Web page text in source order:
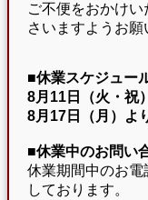
ご不便をおかけ
さいますようお願
■休業スケジュー
8月11日（火・祝
8月17日（月）よ
■休業中のお問い
休業期間中のお電
しております。